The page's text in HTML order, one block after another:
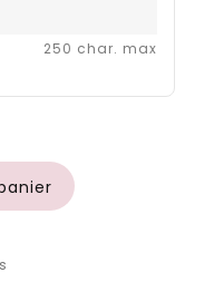
250 char. max